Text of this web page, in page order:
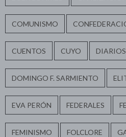
COMUNISMO
CUENTOS CUYO DIARIOS
DOMINGO F. SARMIENTO
EVA PERÓN FEDERALES
FEMINISMO FOLCLORE